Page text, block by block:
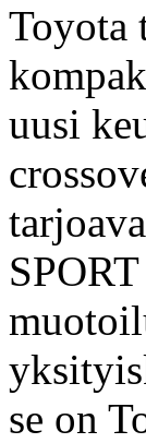
Toyota
uusi
se on